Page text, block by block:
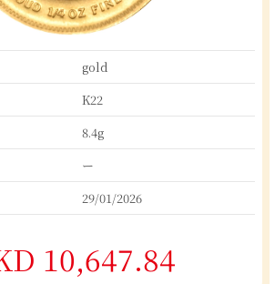
gold
K22
8.4g
ー
29/01/2026
10,647.84